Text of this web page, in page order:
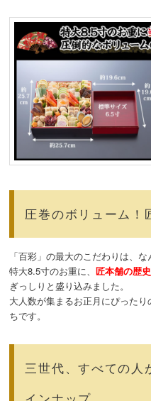
圧巻のボリューム！
「百彩」の最大のこだわりは、な
特大8.5寸のお重に、匠本舗の歴
ぎっしりと盛り込みました。
大人数が集まるお正月にぴった
ちです。
三世代、すべての人